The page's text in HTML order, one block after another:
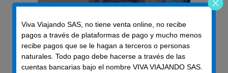
Viva Viajando SAS, no tiene venta online, no recibe
pagos a través de plataformas de pago y mucho menos
recibe pagos que se le hagan a terceros o personas
naturales. Todo pago debe hacerse a través de las
cuentas bancarias bajo el nombre VIVA VIAJANDO SAS.